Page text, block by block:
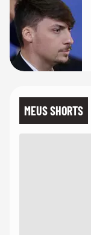
MEUS SHORTS